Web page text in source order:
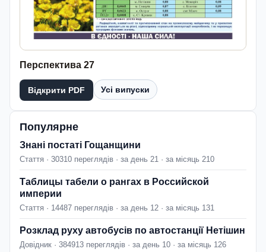
Перспектива 27
Відкрити PDF Усі випуски
Популярне
Знані постаті Гощанщини
Стаття · 30310 переглядів · за день 21 · за місяць 210
Таблицы табели о рангах в Российской
империи
Стаття · 14487 переглядів · за день 12 · за місяць 131
Розклад руху автобусів по автостанції Нетішин
Довідник · 384913 переглядів · за день 10 · за місяць 126